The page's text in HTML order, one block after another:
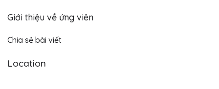
Giới thiệu về ứng viên
Chia sẻ bài viết
Location